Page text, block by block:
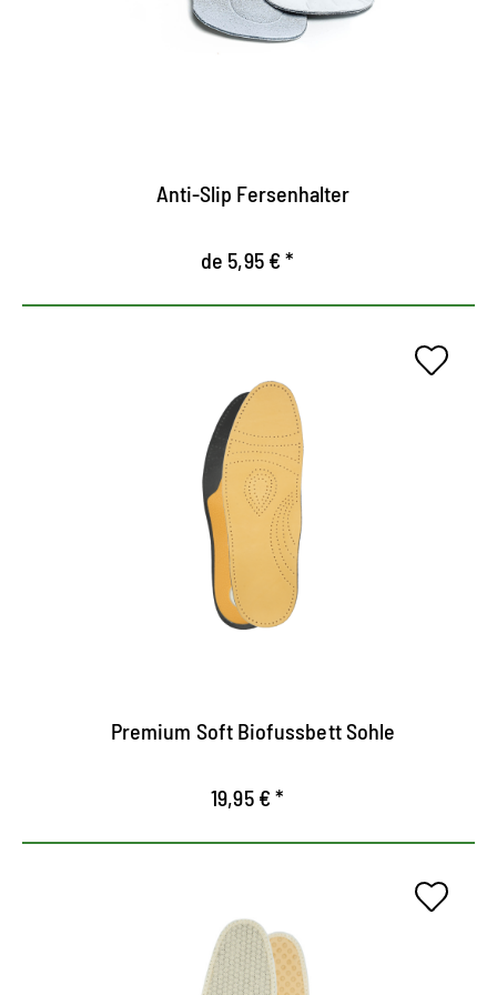
Acolchando la tapa trasera en el zapato
Tamaño universal, flexible y autoadhesivo.
Anti-Slip Fersenhalter
de 5,95 € *
Relajación para pies
estresados
Plantilla comóda de forma anatómica.
Alivia y relaja los pies
Equipado con un cojín de talón y un cojín para
Premium Soft Biofussbett Sohle
19,95 € *
Plantilla inteligente